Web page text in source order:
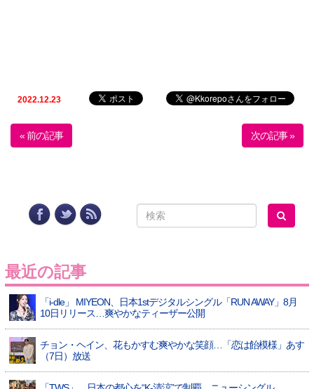
2022.12.23
« 前の記事 次の記事 »
最近の記事
「i-dle」 MIYEON、日本1stデジタルシングル「RUN AWAY」8月
10日リリース…爽やかなティーザー公開
チョン・ヘイン、花もかすむ爽やかな笑顔…「恋は飴模様」あす
（7日）放送